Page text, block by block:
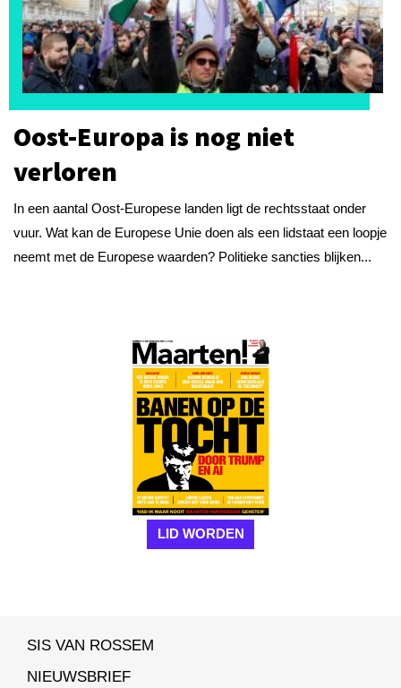
Oost-Europa is nog niet
verloren
In een aantal Oost-Europese landen ligt de rechtsstaat onder
vuur. Wat kan de Europese Unie doen als een lidstaat een loopje
neemt met de Europese waarden? Politieke sancties blijken...
LID WORDEN
SIS VAN ROSSEM
NIEUWSBRIEF